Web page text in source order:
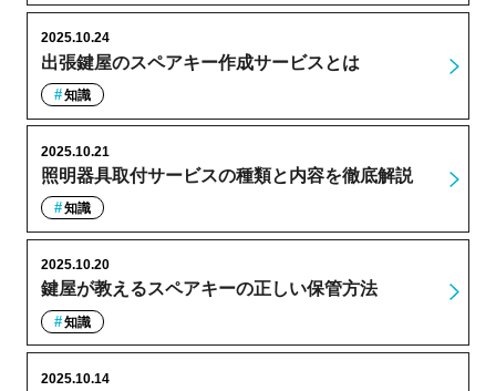
出張鍵屋のスペアキー作成サービスとは
2025.10.24
知識
照明器具取付サービスの種類と内容を徹底解説
2025.10.21
知識
鍵屋が教えるスペアキーの正しい保管方法
2025.10.20
知識
2025.10.14